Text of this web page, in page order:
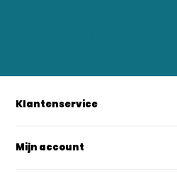
Klantenservice
Mijn account